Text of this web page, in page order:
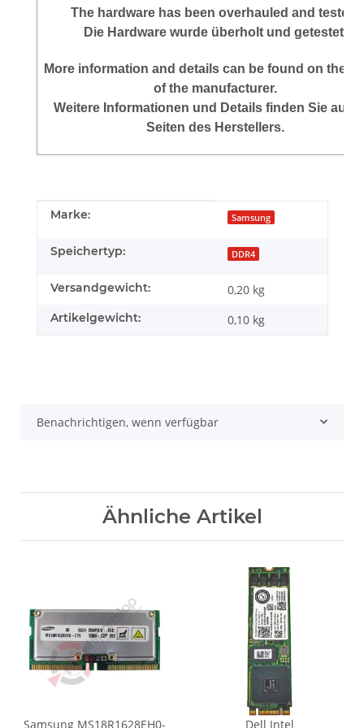
The hardware has been overhauled and tested.
Die Hardware wurde überholt und getestet.
More information and details can be found on the
of the manufacturer.
Weitere Informationen und Details finden Sie auf
Seiten des Herstellers.
Produkteigenschaft
Wert
Marke: Samsung
Speichertyp: DDR4
Versandgewicht: 0,20 kg
Artikelgewicht: 0,10 kg
Benachrichtigen, wenn verfügbar
Ähnliche Artikel
Samsung MS18R1628EH0- Dell Intel